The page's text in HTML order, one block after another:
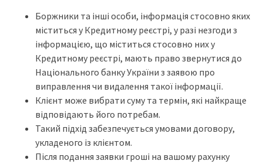
Боржники та інші особи, інформація стосовно яких
міститься у Кредитному реєстрі, у разі незгоди з
інформацією, що міститься стосовно них у
Кредитному реєстрі, мають право звернутися до
Національного банку України з заявою про
виправлення чи видалення такої інформації.
Клієнт може вибрати суму та термін, які найкраще
відповідають його потребам.
Такий підхід забезпечується умовами договору,
укладеного із клієнтом.
Після подання заявки гроші на вашому рахунку